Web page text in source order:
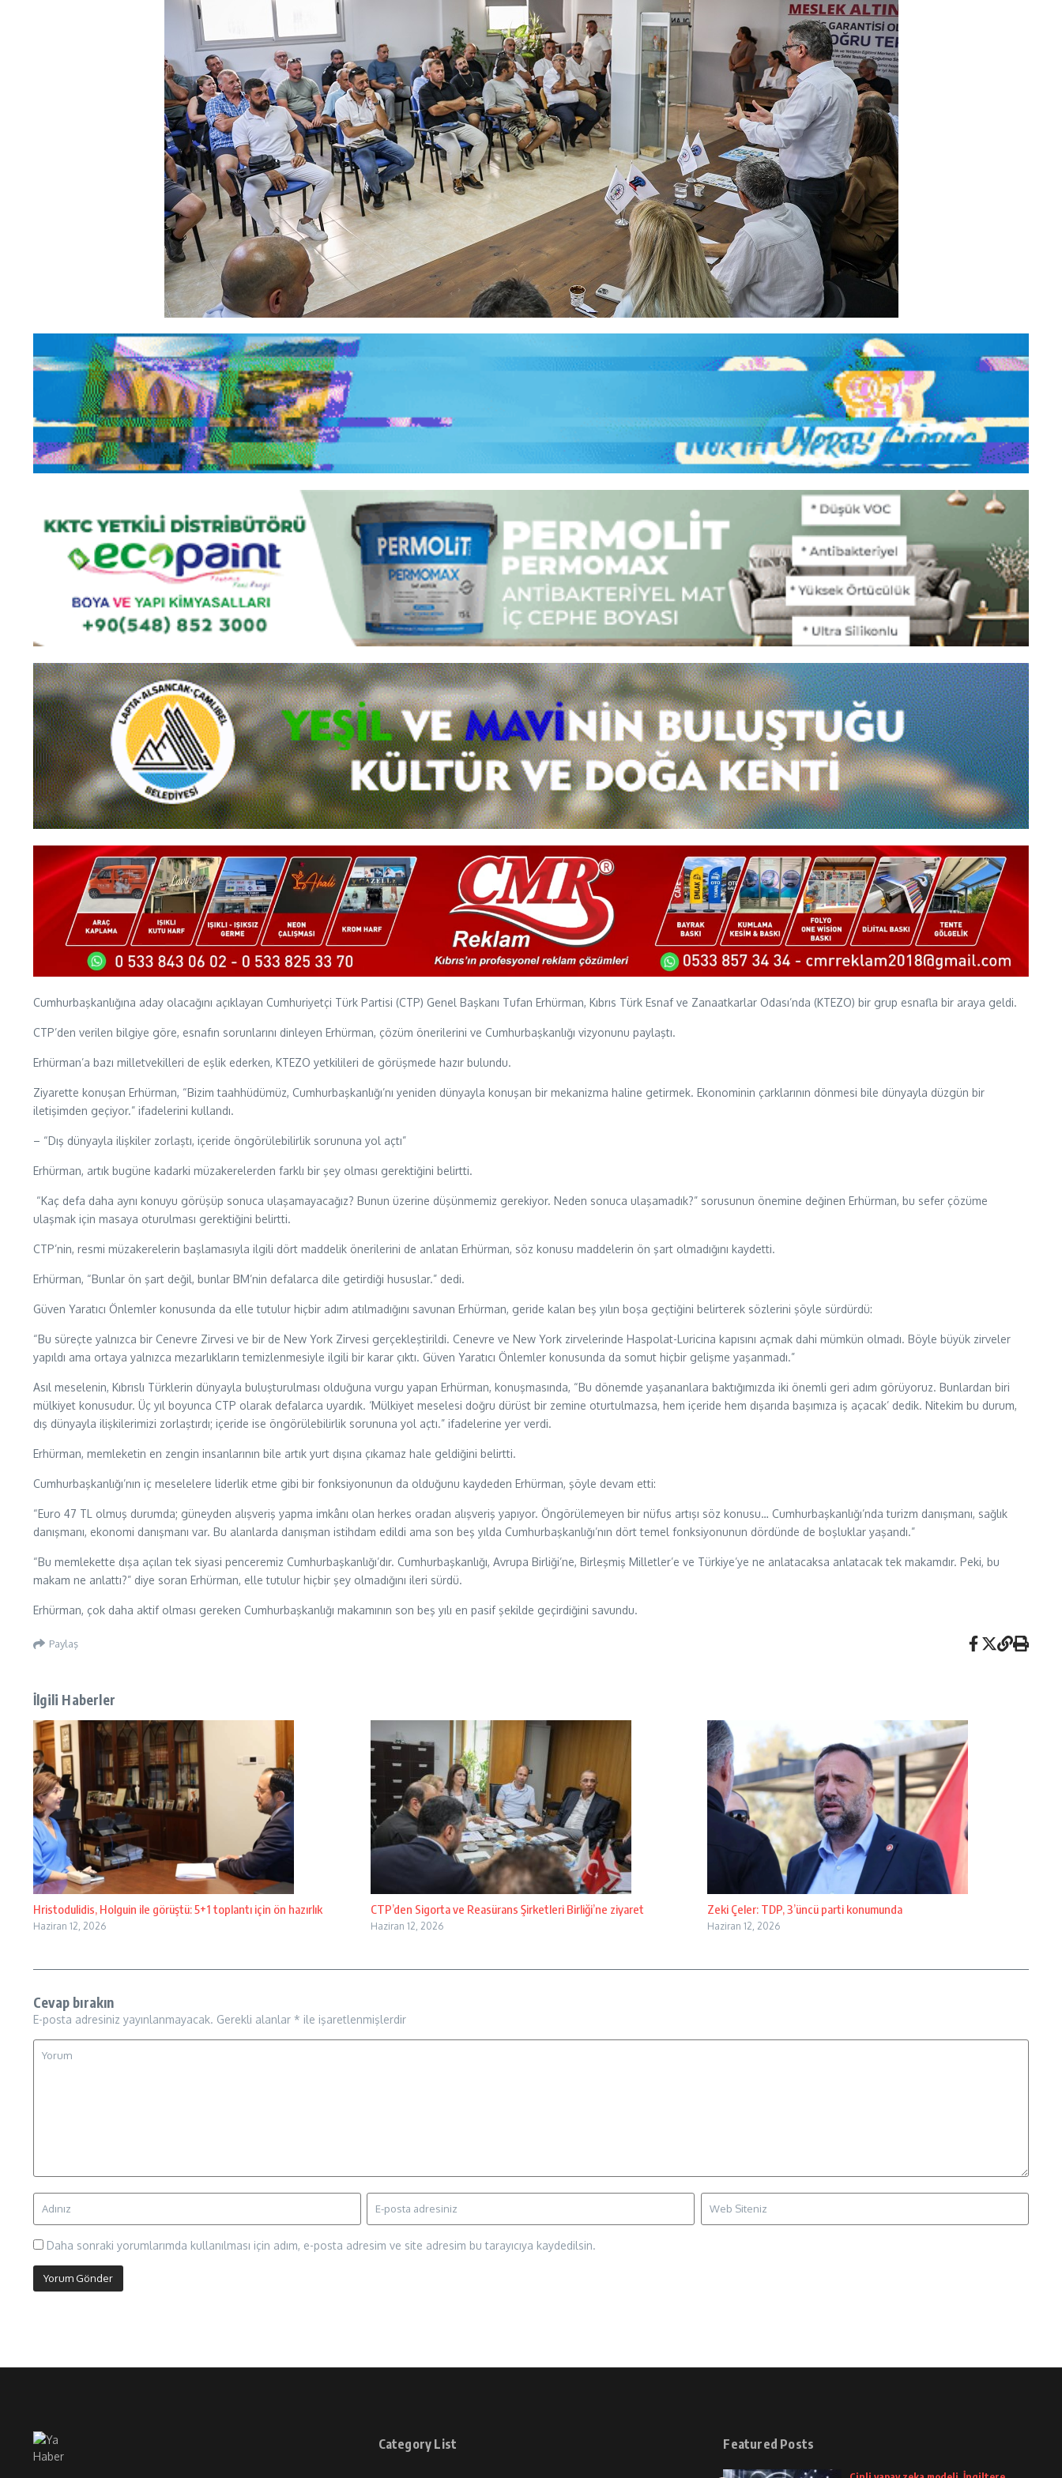
Cumhurbaşkanlığına aday olacağını açıklayan Cumhuriyetçi Türk Partisi (CTP) Genel Başkanı Tufan Erhürman, Kıbrıs Türk Esnaf ve Zanaatkarlar Odası’nda (KTEZO) bir grup esnafla bir araya geldi.
CTP’den verilen bilgiye göre, esnafın sorunlarını dinleyen Erhürman, çözüm önerilerini ve Cumhurbaşkanlığı vizyonunu paylaştı.
Erhürman’a bazı milletvekilleri de eşlik ederken, KTEZO yetkilileri de görüşmede hazır bulundu.
Ziyarette konuşan Erhürman, “Bizim taahhüdümüz, Cumhurbaşkanlığı’nı yeniden dünyayla konuşan bir mekanizma haline getirmek. Ekonominin çarklarının dönmesi bile dünyayla düzgün bir
iletişimden geçiyor.” ifadelerini kullandı.
– “Dış dünyayla ilişkiler zorlaştı, içeride öngörülebilirlik sorununa yol açtı”
Erhürman, artık bugüne kadarki müzakerelerden farklı bir şey olması gerektiğini belirtti.
“Kaç defa daha aynı konuyu görüşüp sonuca ulaşamayacağız? Bunun üzerine düşünmemiz gerekiyor. Neden sonuca ulaşamadık?” sorusunun önemine değinen Erhürman, bu sefer çözüme
ulaşmak için masaya oturulması gerektiğini belirtti.
CTP’nin, resmi müzakerelerin başlamasıyla ilgili dört maddelik önerilerini de anlatan Erhürman, söz konusu maddelerin ön şart olmadığını kaydetti.
Erhürman, “Bunlar ön şart değil, bunlar BM’nin defalarca dile getirdiği hususlar.” dedi.
Güven Yaratıcı Önlemler konusunda da elle tutulur hiçbir adım atılmadığını savunan Erhürman, geride kalan beş yılın boşa geçtiğini belirterek sözlerini şöyle sürdürdü:
“Bu süreçte yalnızca bir Cenevre Zirvesi ve bir de New York Zirvesi gerçekleştirildi. Cenevre ve New York zirvelerinde Haspolat-Luricina kapısını açmak dahi mümkün olmadı. Böyle büyük zirveler
yapıldı ama ortaya yalnızca mezarlıkların temizlenmesiyle ilgili bir karar çıktı. Güven Yaratıcı Önlemler konusunda da somut hiçbir gelişme yaşanmadı.”
Asıl meselenin, Kıbrıslı Türklerin dünyayla buluşturulması olduğuna vurgu yapan Erhürman, konuşmasında, “Bu dönemde yaşananlara baktığımızda iki önemli geri adım görüyoruz. Bunlardan biri
mülkiyet konusudur. Üç yıl boyunca CTP olarak defalarca uyardık. ‘Mülkiyet meselesi doğru dürüst bir zemine oturtulmazsa, hem içeride hem dışarıda başımıza iş açacak’ dedik. Nitekim bu durum,
dış dünyayla ilişkilerimizi zorlaştırdı; içeride ise öngörülebilirlik sorununa yol açtı.” ifadelerine yer verdi.
Erhürman, memleketin en zengin insanlarının bile artık yurt dışına çıkamaz hale geldiğini belirtti.
Cumhurbaşkanlığı’nın iç meselelere liderlik etme gibi bir fonksiyonunun da olduğunu kaydeden Erhürman, şöyle devam etti:
“Euro 47 TL olmuş durumda; güneyden alışveriş yapma imkânı olan herkes oradan alışveriş yapıyor. Öngörülemeyen bir nüfus artışı söz konusu… Cumhurbaşkanlığı’nda turizm danışmanı, sağlık
danışmanı, ekonomi danışmanı var. Bu alanlarda danışman istihdam edildi ama son beş yılda Cumhurbaşkanlığı’nın dört temel fonksiyonunun dördünde de boşluklar yaşandı.”
“Bu memlekette dışa açılan tek siyasi penceremiz Cumhurbaşkanlığı’dır. Cumhurbaşkanlığı, Avrupa Birliği’ne, Birleşmiş Milletler’e ve Türkiye’ye ne anlatacaksa anlatacak tek makamdır. Peki, bu
makam ne anlattı?” diye soran Erhürman, elle tutulur hiçbir şey olmadığını ileri sürdü.
Erhürman, çok daha aktif olması gereken Cumhurbaşkanlığı makamının son beş yılı en pasif şekilde geçirdiğini savundu.
Paylaş
İlgili Haberler
Hristodulidis, Holguin ile görüştü: 5+1 toplantı için ön hazırlık
Haziran 12, 2026
CTP’den Sigorta ve Reasürans Şirketleri Birliği’ne ziyaret
Haziran 12, 2026
Zeki Çeler: TDP, 3’üncü parti konumunda
Haziran 12, 2026
Cevap bırakın
E-posta adresiniz yayınlanmayacak. Gerekli alanlar * ile işaretlenmişlerdir
Daha sonraki yorumlarımda kullanılması için adım, e-posta adresim ve site adresim bu tarayıcıya kaydedilsin.
Category List Featured Posts